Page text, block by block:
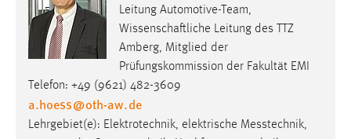
Leitung Automotive-Team,
Wissenschaftliche Leitung des TTZ
Amberg, Mitglied der
Prüfungskommission der Fakultät EMI
Telefon: +49 (9621) 482-3609
a.hoess@oth-aw.de
Lehrgebiet(e): Elektro­tech­nik, elek­trische Mess­technik,